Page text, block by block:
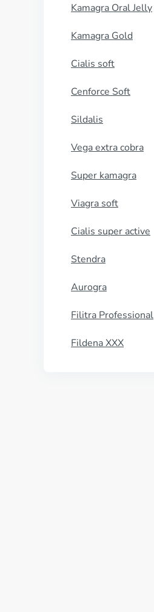
Kamagra Oral Jelly
Kamagra Gold
Cialis soft
Cenforce Soft
Sildalis
Vega extra cobra
Super kamagra
Viagra soft
Cialis super active
Stendra
Aurogra
Filitra Professional
Fildena XXX